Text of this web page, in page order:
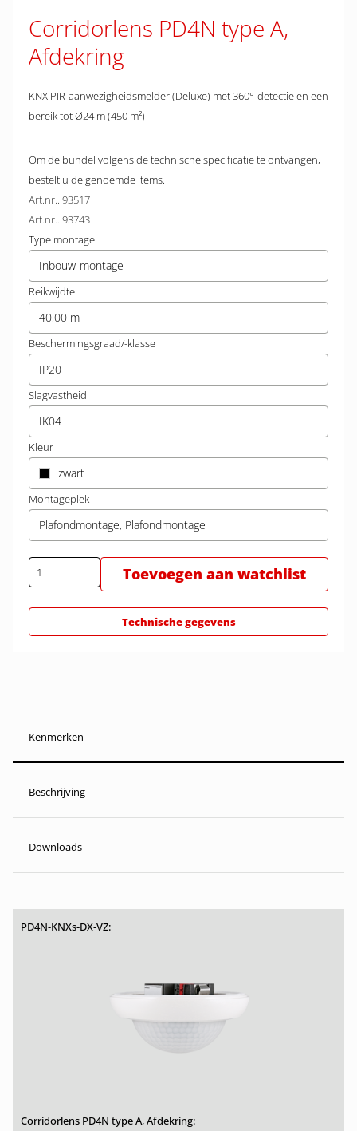
Corridorlens PD4N type A,
Afdekring
KNX PIR-aanwezigheidsmelder (Deluxe) met 360°-detectie en een
bereik tot Ø24 m (450 m²)
Om de bundel volgens de technische specificatie te ontvangen,
bestelt u de genoemde items.
Art.nr.. 93517
Art.nr.. 93743
Type montage
Inbouw-montage
Reikwijdte
40,00 m
Beschermingsgraad/-klasse
IP20
Slagvastheid
IK04
Kleur
zwart
Montageplek
Plafondmontage, Plafondmontage
Toevoegen aan watchlist
Technische gegevens
Kenmerken
Beschrijving
Downloads